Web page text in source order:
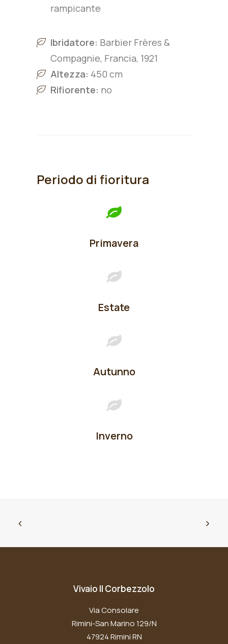
rampicante
Ibridatore: Barbier Frères &
Compagnie, Francia, 1921
Altezza: 450 cm
Rifiorente: no
Periodo di fioritura
Primavera
Estate
Autunno
Inverno
Vivaio Il Corbezzolo
Via Consolare
Rimini-San Marino 129/N
47924 Rimini RN